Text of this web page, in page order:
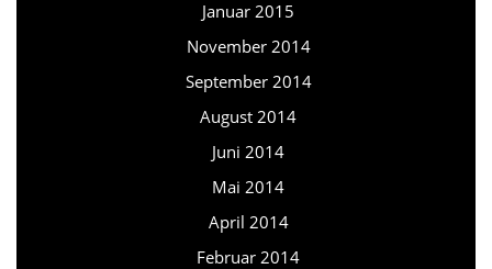
Januar 2015
November 2014
September 2014
August 2014
Juni 2014
Mai 2014
April 2014
Februar 2014